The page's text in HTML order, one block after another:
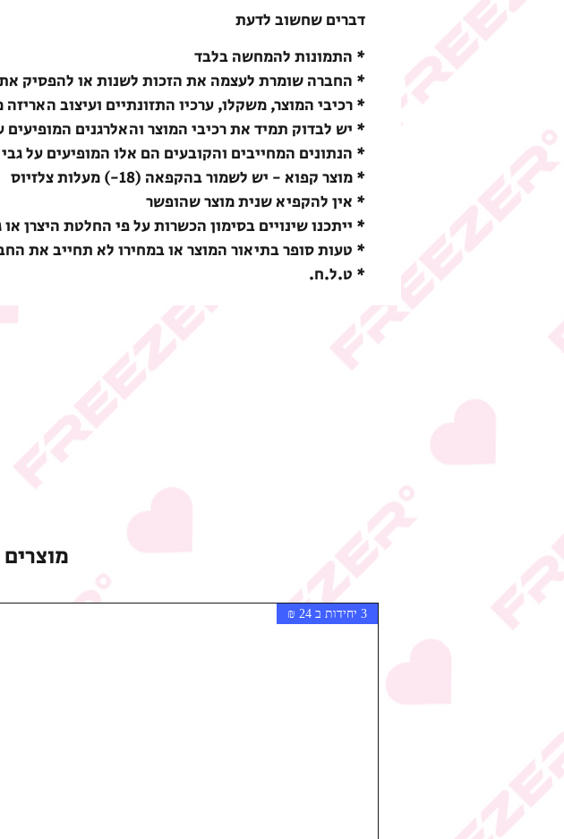
דברים שחשוב לדעת
* התמונות להמחשה בלבד
* החברה שומרת לעצמה את הזכות לשנות או להפסיק
* רכיבי המוצר, משקלו, ערכיו התזונתיים ועיצוב
* יש לבדוק תמיד את רכיבי המוצר והאלרגנים המופיעים
* הנתונים המחייבים והקובעים הם אלו המופיעים על
* מוצר קפוא - יש לשמור בהקפאה (18-) מעלות צלזיוס
* אין להקפיא שנית מוצר שהופשר
* ייתכנו שינויים בסימון הכשרות על פי החלטת היצרן
* טעות סופר בתיאור המוצר או במחירו לא תחייב את
* ט.ל.ח.
3 יחידות ב 24 ₪